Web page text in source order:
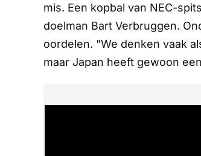
mis. Een kopbal van NEC-
doelman Bart Verbruggen.
oordelen. "We denken vaak
maar Japan heeft gewoon